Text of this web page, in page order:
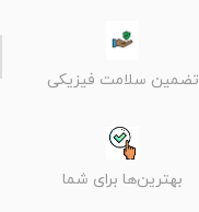
تضمین سلامت فیزیکی
بهترین‌ها برای شما